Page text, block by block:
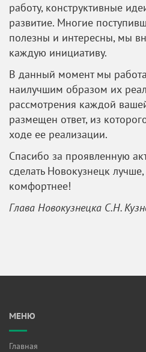
работу, конструктивные
развитие. Многие
полезны и интересны, мы
каждую инициативу.
В данный момент мы
наилучшим образом их
рассмотрения каждой
размещен ответ, из
ходе ее реализации.
Спасибо за проявленную
сделать Новокузнецк
комфортнее!
Глава Новокузнецка С.Н.
МЕНЮ
Главная